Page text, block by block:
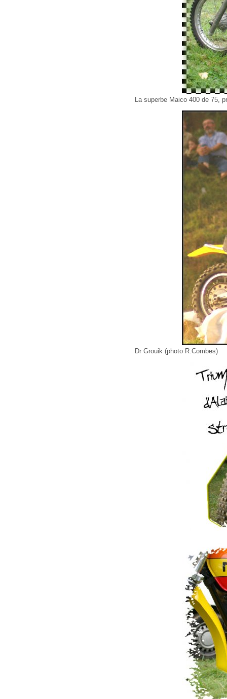
La superbe Maico 400 de 75,
Dr Grouik (photo R.Combes)